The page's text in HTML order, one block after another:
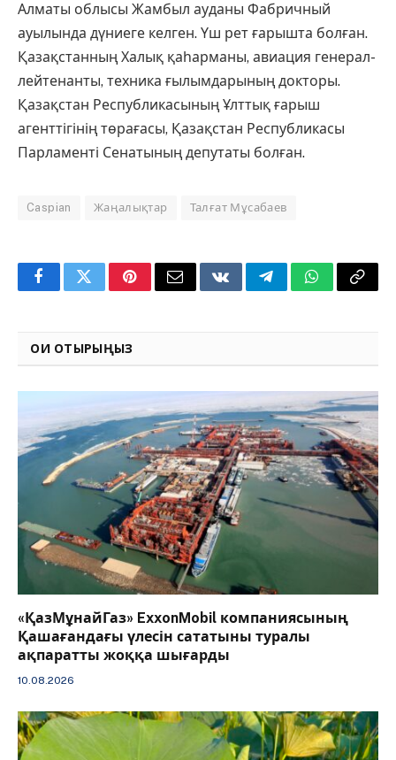
Алматы облысы Жамбыл ауданы Фабричный
ауылында дүниеге келген. Үш рет ғарышта болған.
Қазақстанның Халық қаһарманы, авиация генерал-
лейтенанты, техника ғылымдарының докторы.
Қазақстан Республикасының Ұлттық ғарыш
агенттігінің төрағасы, Қазақстан Республикасы
Парламенті Сенатының депутаты болған.
Caspian Жаңалықтар Талғат Мұсабаев
FacebookTwitterPinterestEmail VKontakteTelegramWhatsApp
Copy
ОҚИ ОТЫРЫҢЫЗ
«ҚазМұнайГаз» ExxonMobil компаниясының
Қашағандағы үлесін сататыны туралы
ақпаратты жоққа шығарды
10.08.2026